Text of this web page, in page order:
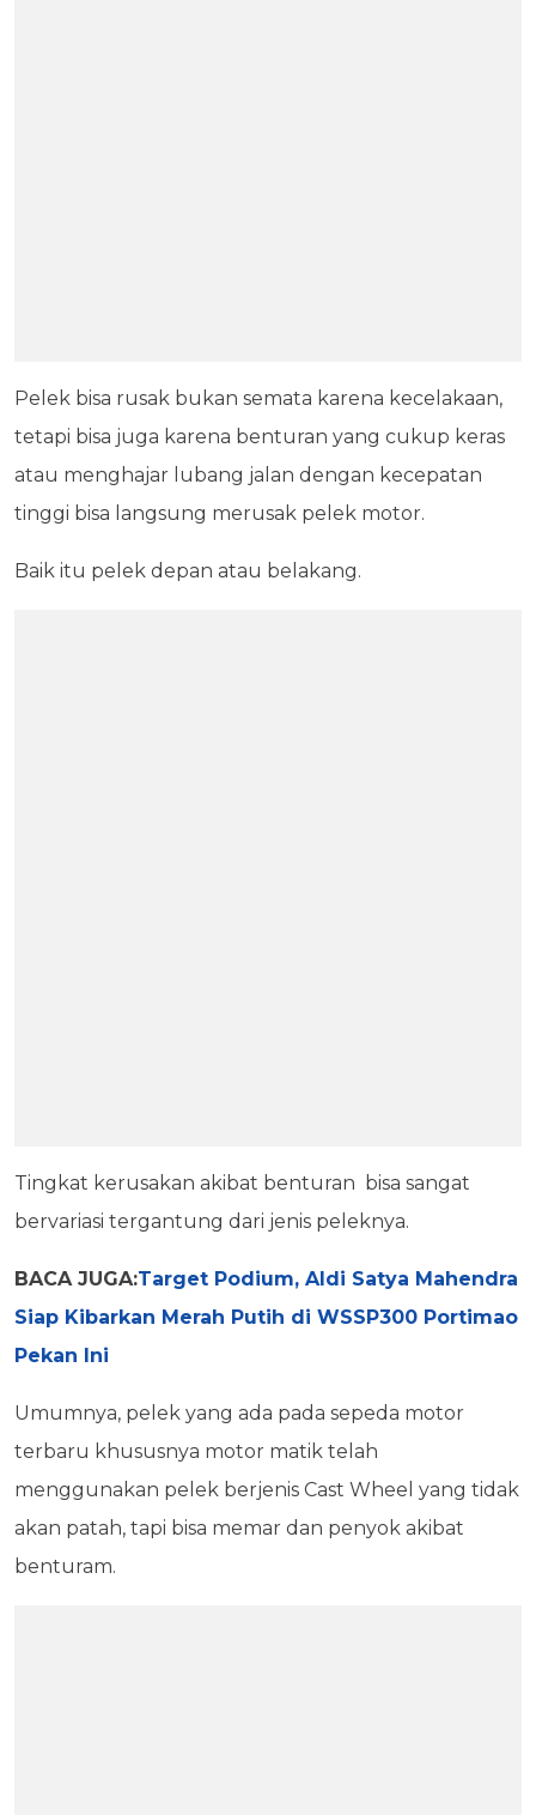
Pelek bisa rusak bukan semata karena kecelakaan,
tetapi bisa juga karena benturan yang cukup keras
atau menghajar lubang jalan dengan kecepatan
tinggi bisa langsung merusak pelek motor.
Baik itu pelek depan atau belakang.
Tingkat kerusakan akibat benturan bisa sangat
bervariasi tergantung dari jenis peleknya.
BACA JUGA:Target Podium, Aldi Satya Mahendra
Siap Kibarkan Merah Putih di WSSP300 Portimao
Pekan Ini
Umumnya, pelek yang ada pada sepeda motor
terbaru khususnya motor matik telah
menggunakan pelek berjenis Cast Wheel yang tidak
akan patah, tapi bisa memar dan penyok akibat
benturam.